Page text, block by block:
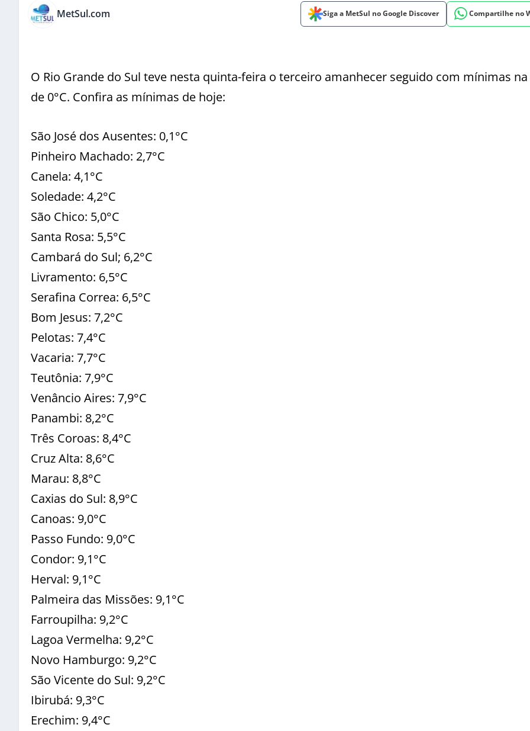
MetSul.com Siga a MetSul no Google Discover Compartilhe no
O Rio Grande do Sul teve nesta quinta-feira o terceiro amanhecer seguido com mínimas na
de 0°C. Confira as mínimas de hoje:
São José dos Ausentes: 0,1°C
Pinheiro Machado: 2,7°C
Canela: 4,1°C
Soledade: 4,2°C
São Chico: 5,0°C
Santa Rosa: 5,5°C
Cambará do Sul; 6,2°C
Livramento: 6,5°C
Serafina Correa: 6,5°C
Bom Jesus: 7,2°C
Pelotas: 7,4°C
Vacaria: 7,7°C
Teutônia: 7,9°C
Venâncio Aires: 7,9°C
Panambi: 8,2°C
Três Coroas: 8,4°C
Cruz Alta: 8,6°C
Marau: 8,8°C
Caxias do Sul: 8,9°C
Canoas: 9,0°C
Passo Fundo: 9,0°C
Condor: 9,1°C
Herval: 9,1°C
Palmeira das Missões: 9,1°C
Farroupilha: 9,2°C
Lagoa Vermelha: 9,2°C
Novo Hamburgo: 9,2°C
São Vicente do Sul: 9,2°C
Ibirubá: 9,3°C
Erechim: 9,4°C